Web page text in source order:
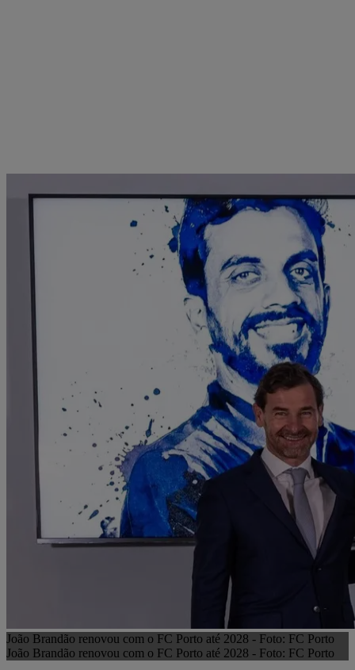
João Brandão renovou com o FC Porto até 2028 - Foto: FC Porto
João Brandão renovou com o FC Porto até 2028 - Foto: FC Porto